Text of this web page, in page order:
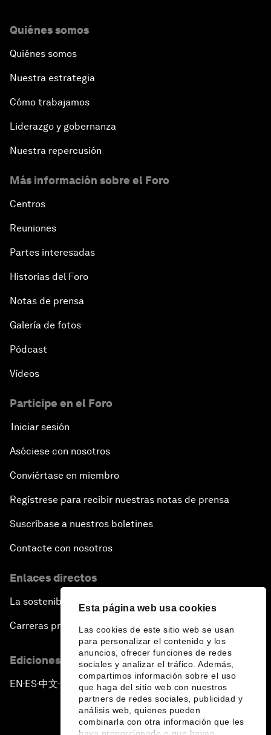
Esta página web usa cookies
Las cookies de este sitio web se usan
para personalizar el contenido y los
anuncios, ofrecer funciones de redes
sociales y analizar el tráfico. Además,
compartimos información sobre el uso
que haga del sitio web con nuestros
partners de redes sociales, publicidad y
análisis web, quienes pueden
combinarla con otra información que les
Quiénes somos
Quiénes somos
Nuestra estrategia
Cómo trabajamos
Liderazgo y gobernanza
Nuestra repercusión
Más información sobre el Foro
Centros
Reuniones
Partes interesadas
Historias del Foro
Notas de prensa
Galería de fotos
Pódcast
Vídeos
Participe en el Foro
Iniciar sesión
Asóciese con nosotros
Conviértase en miembro
Regístrese para recibir nuestras notas de prensa
Suscríbase a nuestros boletines
Contacte con nosotros
Enlaces directos
La sostenibilidad en el Foro
Carreras profesionales
Ediciones en otros idiomas
EN ▪ES▪中文▪ 日本語